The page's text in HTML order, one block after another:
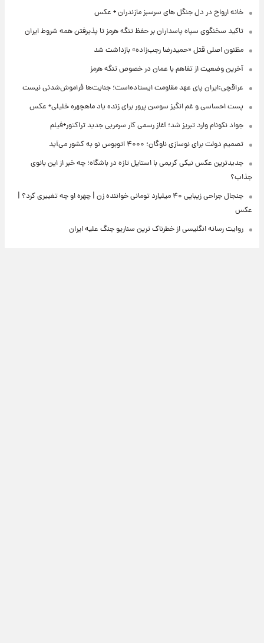
خانه ارواح در دل جنگل های سرسبز مازندران + عکس
تاکید سخنگوی سپاه پاسداران بر حفظ تنگه هرمز تا پذیرفتن همه شروط ایران
مظنون اصلی قتل «حمیدرضا رجب‌زاده» بازداشت شد
آخرین وضعیت از تفاهم با عمان در خصوص تنگه هرمز
عراقچی:ایران پای عهد مقاومت ایستاده‌است؛ جنایت‌ها فراموش‌شدنی نیست
پست احساسی و غم انگیز سوسن پرور برای زنده یاد ماهچهره خلیلی+ عکس
جواد نکونام وارد تبریز شد؛ آغاز رسمی کار سرمربی جدید تراکتور+فیلم
تصمیم دولت برای نوسازی ناوگان؛ ۴۰۰۰ اتوبوس نو به کشور می‌آید
جدیدترین عکس نیکی کریمی با استایل تازه در باشگاه؛ چه خبر از این بانوی
جذاب؟
جنجال جراحی زیبایی ۴۰ میلیارد تومانی خواننده زن | چهره او چه تغییری کرد؟ |
عکس
روایت رسانه انگلیسی از خطرناک ترین سناریو جنگ علیه ایران